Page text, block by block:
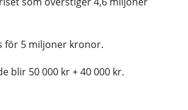
för 5 miljoner kronor.
blir 50 000 kr + 40 000 kr.